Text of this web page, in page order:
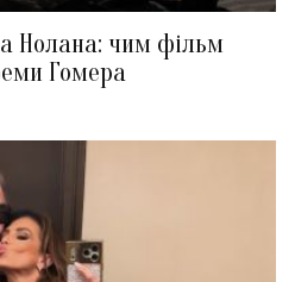
Нолана: чим фільм
Гомера